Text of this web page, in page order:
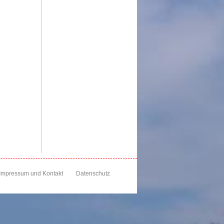
und Kontakt Datenschutz